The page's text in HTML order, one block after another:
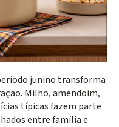
junino transforma
Milho, amendoim,
típicas fazem parte
entre família e